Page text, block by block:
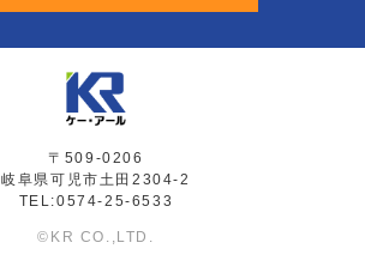
〒509-0206
岐阜県可児市土田2304-2
TEL:0574-25-6533
©KR CO.,LTD.